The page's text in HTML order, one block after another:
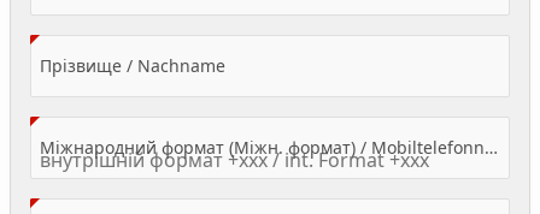
Прізвище / Nachname(Value Required)
Міжнародний формат (Міжн. формат) / Mobiltelefonnummer